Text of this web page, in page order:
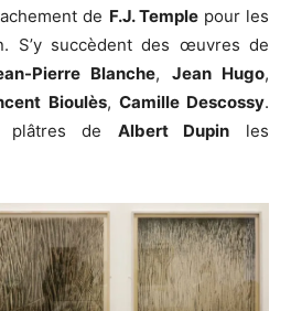
de F.J. Templepour les
S’y succèdent des œuvres de
Pierre Blanche, Jean Hugo,
Bioulès, Camille Descossy.
plâtres de Albert Dupin les